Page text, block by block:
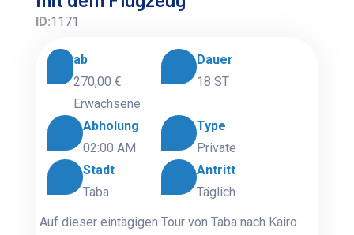
ID:1171
ab
270,00 €
Erwachsene
Dauer
18 ST
Abholung
02:00 AM
Type
Private
Stadt
Taba
Antritt
Täglich
Auf dieser eintägigen Tour von Taba nach Kairo